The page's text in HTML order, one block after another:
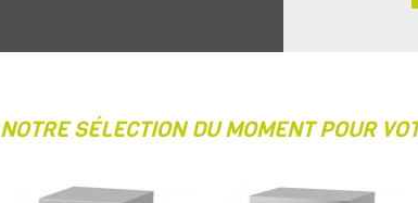
NOTRE SÉLECTION DU MOMENT POUR